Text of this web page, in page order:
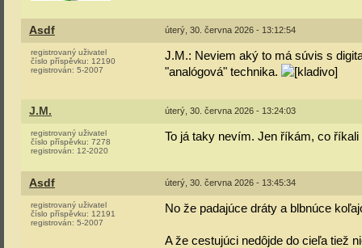
Asdf úterý, 30. června 2026 - 13:12:54
registrovaný uživatel
číslo příspěvku: 12190
registrován: 5-2007
J.M.: Neviem aký to má súvis s
"analógová" technika.
J.M. úterý, 30. června 2026 - 13:24:03
registrovaný uživatel
číslo příspěvku: 7278
registrován: 12-2020
To já taky nevím. Jen říkám, co
Asdf úterý, 30. června 2026 - 13:45:34
registrovaný uživatel
číslo příspěvku: 12191
registrován: 5-2007
No že padajúce dráty a blbnúce
A že cestujúci nedôjde do cieľa tiež